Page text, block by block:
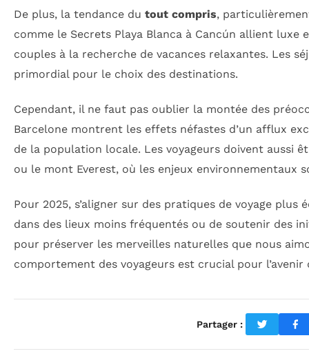
De plus, la tendance du tout compris,
comme le Secrets Playa Blanca à Cancún allient
couples à la recherche de vacances relaxantes. Les
primordial pour le choix des destinations.
Cependant, il ne faut pas oublier la montée des
Barcelone montrent les effets néfastes d’un afflux
de la population locale. Les voyageurs doivent aussi
ou le mont Everest, où les enjeux environnementaux
Pour 2025, s’aligner sur des pratiques de voyage
dans des lieux moins fréquentés ou de soutenir des
pour préserver les merveilles naturelles que nous
comportement des voyageurs est crucial pour
Partager :